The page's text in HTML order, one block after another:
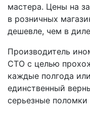
мастера. Цены на
в розничных
дешевле, чем в
Производитель
СТО с целью
каждые полгода
единственный
серьезные